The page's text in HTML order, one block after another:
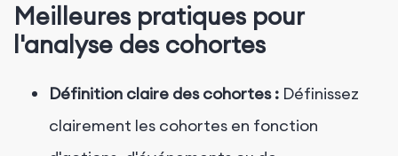
Meilleures pratiques pour
l'analyse des cohortes
Définition claire des cohortes : Définissez
clairement les cohortes en fonction